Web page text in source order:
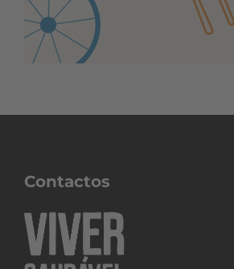
Contactos